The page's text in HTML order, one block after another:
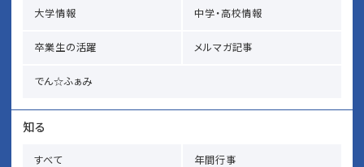
大学情報 中学・高校情報
卒業生の活躍 メルマガ記事
でん☆ふぁみ
知る
すべて 年間行事